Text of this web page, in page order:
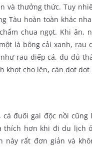
và thưởng thức. Tuy
Tàu hoàn toàn khác
chua ngọt. Khi ăn,
lá bông cải xanh, rau
rau diếp cá, đu đủ
khọt cho lên, cán dot dot
cá đuối gai độc nồi cũng
thích hơn khi đi du lịch
này rất đơn giản và